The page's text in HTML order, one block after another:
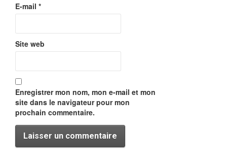
E-mail *
Site web
Enregistrer mon nom, mon e-mail et mon
site dans le navigateur pour mon
prochain commentaire.